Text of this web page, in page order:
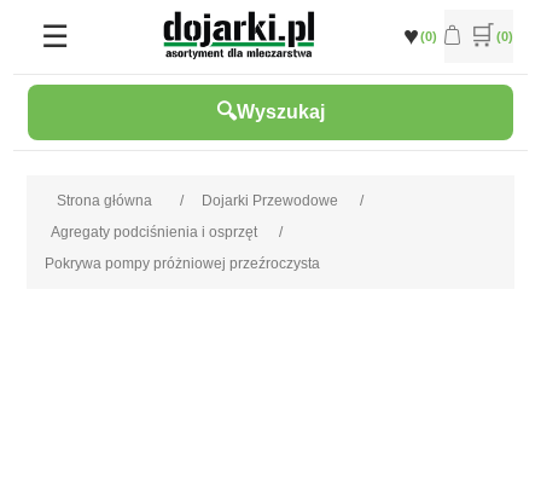
(0) (0)
Wyszukaj
Strona główna / Dojarki Przewodowe
/
Agregaty podciśnienia i osprzęt
/
Pokrywa pompy próżniowej przeźroczysta